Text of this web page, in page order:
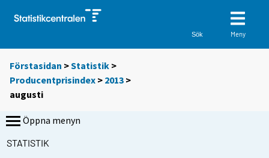
Sök Meny
Förstasidan >Statistik >
Producentprisindex > 2013 >
augusti
Öppna menyn
STATISTIK